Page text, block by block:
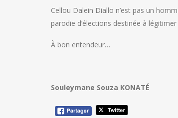
Cellou Dalein Diallo n’est pas un
parodie d’élections destinée à
À bon entendeur…
Souleymane Souza KONATÉ